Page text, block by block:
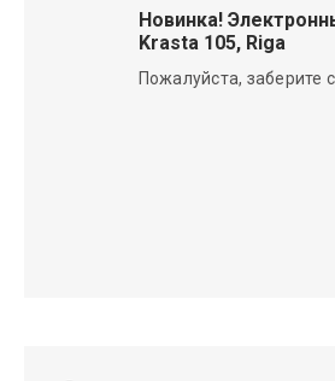
Новинка!
Krasta 105, Riga
Пожалуйста, заберите